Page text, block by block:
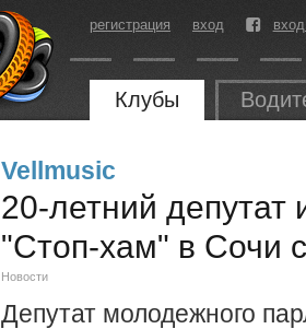
регистрация вход
Клубы
Vellmusic
20-летний депутат
"Стоп-хам" в Сочи
Новости
Депутат молодежного